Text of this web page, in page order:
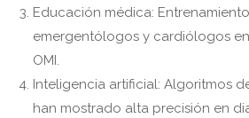
Educación médica:
emergentólogos y cardiólogos
OMI.
Inteligencia artificial: Algoritmos
han mostrado alta precisión en